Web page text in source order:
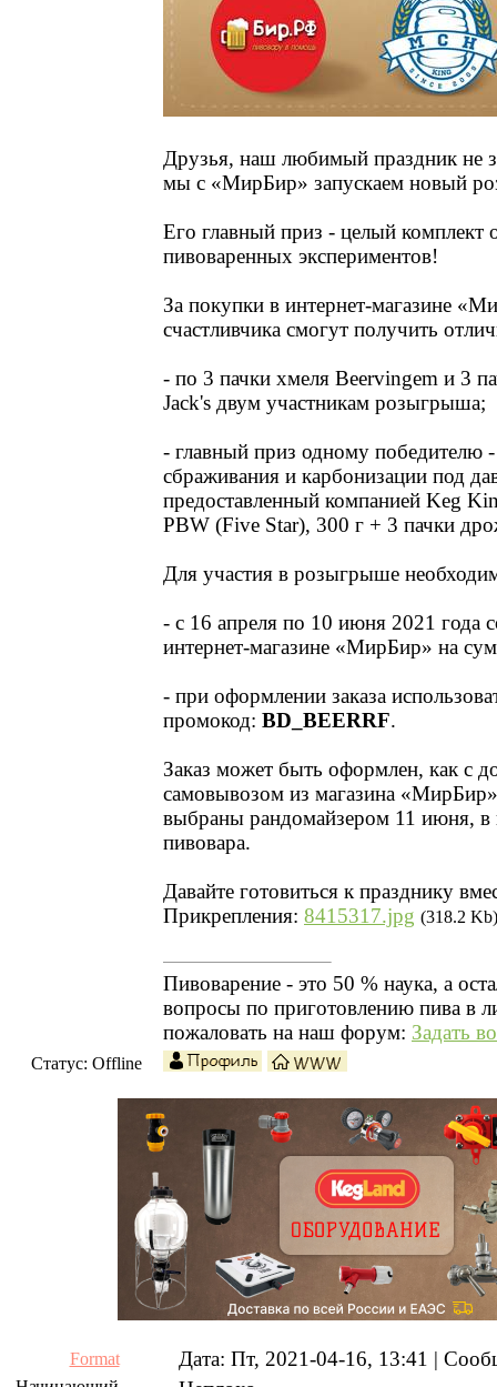
Друзья, наш любимый праздник не
мы с «МирБир» запускаем новый
Его главный приз - целый комплект
пивоваренных экспериментов!
За покупки в интернет-магазине
счастливчика смогут получить
- по 3 пачки хмеля Beervingem и 3
Jack's двум участникам розыгрыша;
- главный приз одному победителю
сбраживания и карбонизации под
предоставленный компанией Keg
PBW (Five Star), 300 г + 3 пачки
Для участия в розыгрыше
- с 16 апреля по 10 июня 2021 года
интернет-магазине «МирБир» на
- при оформлении заказа
промокод: BD_BEERRF.
Заказ может быть оформлен, как с
самовывозом из магазина
выбраны рандомайзером 11 июня, в
пивовара.
Давайте готовиться к празднику
Прикрепления: 8415317.jpg (318.2 Kb)
Пивоварение - это 50 % наука, а
вопросы по приготовлению пива в
пожаловать на наш форум: Задать
Статус: Offline
Format Дата: Пт, 2021-04-16, 13:41 |